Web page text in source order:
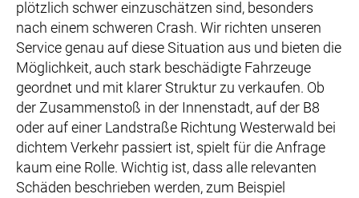
plötzlich schwer einzuschätzen sind, besonders
nach einem schweren Crash. Wir richten unseren
Service genau auf diese Situation aus und bieten die
Möglichkeit, auch stark beschädigte Fahrzeuge
geordnet und mit klarer Struktur zu verkaufen. Ob
der Zusammenstoß in der Innenstadt, auf der B8
oder auf einer Landstraße Richtung Westerwald bei
dichtem Verkehr passiert ist, spielt für die Anfrage
kaum eine Rolle. Wichtig ist, dass alle relevanten
Schäden beschrieben werden, zum Beispiel